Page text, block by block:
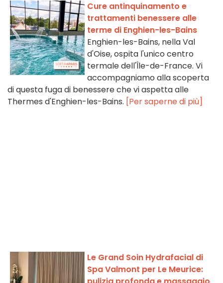
Cure antinquinamento e
trattamenti benessere alle
terme di Enghien-les-Bains
Enghien-les-Bains, nella Val
d'Oise, ospita l'unico centro
termale dell'Île-de-France. Vi
accompagniamo alla scoperta
di questa fuga di benessere che vi aspetta alle
Thermes d'Enghien-les-Bains. [Per saperne di più]
Le Grand Soin Hydrafacial di
Spa Valmont per Le Meurice: